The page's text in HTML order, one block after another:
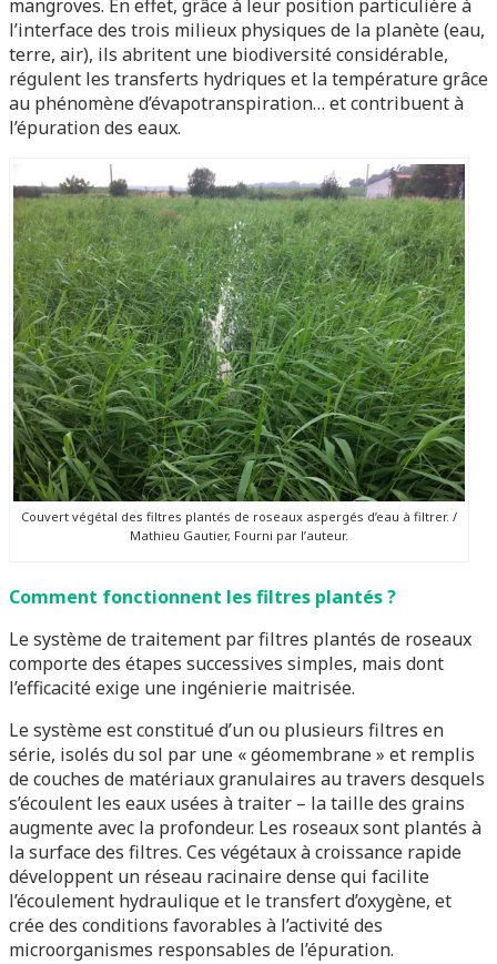
mangroves. En effet, grâce à leur position particulière à
l’interface des trois milieux physiques de la planète (eau,
terre, air), ils abritent une biodiversité considérable,
régulent les transferts hydriques et la température grâce
au phénomène d’évapotranspiration… et contribuent à
l’épuration des eaux.
Couvert végétal des filtres plantés de roseaux aspergés d’eau à filtrer. /
Mathieu Gautier, Fourni par l’auteur.
Comment fonctionnent les filtres plantés ?
Le système de traitement par filtres plantés de roseaux
comporte des étapes successives simples, mais dont
l’efficacité exige une ingénierie maitrisée.
Le système est constitué d’un ou plusieurs filtres en
série, isolés du sol par une « géomembrane » et remplis
de couches de matériaux granulaires au travers desquels
s’écoulent les eaux usées à traiter – la taille des grains
augmente avec la profondeur. Les roseaux sont plantés à
la surface des filtres. Ces végétaux à croissance rapide
développent un réseau racinaire dense qui facilite
l’écoulement hydraulique et le transfert d’oxygène, et
crée des conditions favorables à l’activité des
microorganismes responsables de l’épuration.